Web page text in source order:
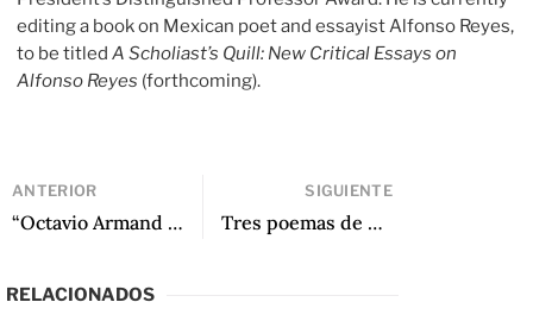
editing a book on Mexican poet and essayist Alfonso Reyes,
to be titledA Scholiast’s Quill: New Critical Essays on
Alfonso Reyes (forthcoming).
ANTERIOR
“Octavio Armand y el sombrero de Zequeira” de Rafael Rojas
SIGUIENTE
Tres poemas de Octavio Armand
RELACIONADOS